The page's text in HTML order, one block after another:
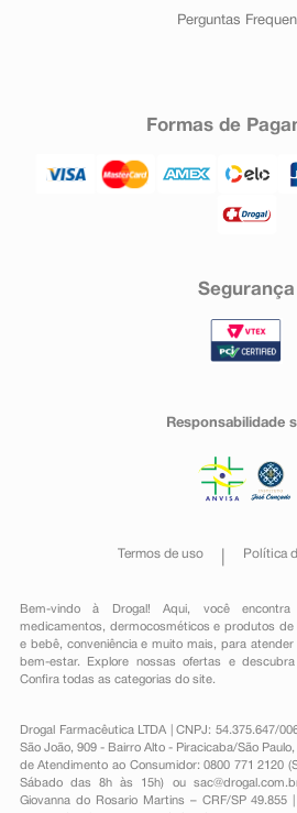
Perguntas
Formas de
Segurança
Responsabilidade
Termos de uso Política
Bem-vindo à Drogal! Aqui, você
medicamentos , dermocosméticos e produtos de
e bebê, conveniênciae muito mais, para atender
bem-estar. Explore nossas ofertas e
Confira todas as categorias do site.
Drogal Farmacêutica LTDA | CNPJ: 54.375.647/
São João, 909 - Bairro Alto - Piracicaba/São
de Atendimento ao Consumidor: 0800 771 2120
Sábado das 8h às 15h) ou
Giovanna do Rosario Martins – CRF/SP 49.855